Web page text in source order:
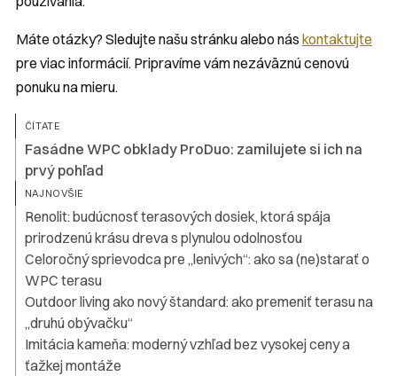
ČÍTATE
Fasádne WPC obklady ProDuo: zamilujete si ich na
prvý pohľad
NAJNOVŠIE
Renolit: budúcnosť terasových dosiek, ktorá spája
prirodzenú krásu dreva s plynulou odolnosťou
Celoročný sprievodca pre „lenivých“: ako sa (ne)starať o
WPC terasu
Outdoor living ako nový štandard: ako premeniť terasu na
„druhú obývačku“
Imitácia kameňa: moderný vzhľad bez vysokej ceny a
ťažkej montáže
Máte otázky? Sledujte našu stránku alebo nás kontaktujte
pre viac informácií. Pripravíme vám nezáväznú cenovú
ponuku na mieru.